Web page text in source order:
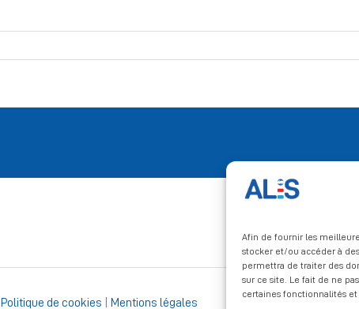
Afin de fournir les
stocker et/ou accéder à
permettra de traiter des
sur ce site. Le fait de ne
certaines fonctionnalités et
Politique de cookies Mentions légales